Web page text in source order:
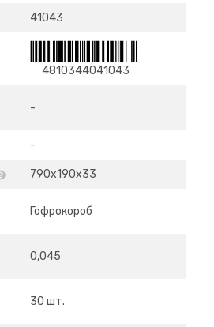
41043
4810344041043
-
-
790х190х33
Гофрокороб
0,045
30 шт.